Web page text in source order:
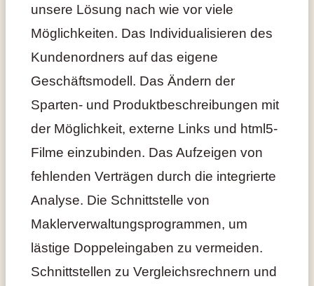
unsere Lösung nach wie vor viele
Möglichkeiten. Das Individualisieren des
Kundenordners auf das eigene
Geschäftsmodell. Das Ändern der
Sparten- und Produktbeschreibungen mit
der Möglichkeit, externe Links und html5-
Filme einzubinden. Das Aufzeigen von
fehlenden Verträgen durch die integrierte
Analyse. Die Schnittstelle von
Maklerverwaltungsprogrammen, um
lästige Doppeleingaben zu vermeiden.
Schnittstellen zu Vergleichsrechnern und